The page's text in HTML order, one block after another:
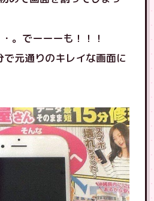
。でーーーも！！！
元通りのキレイな画面に